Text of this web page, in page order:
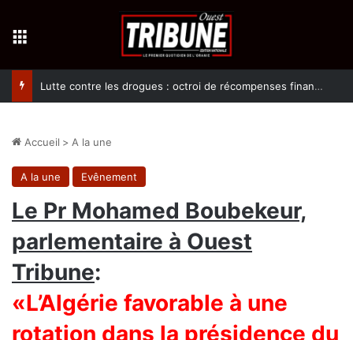
Lutte contre les drogues : octroi de récompenses financières aux dénonciateurs de trafiquants
Accueil > A la une
A la une Evênement
Le Pr Mohamed Boubekeur,
parlementaire à Ouest
Tribune:
«L’Algérie favorable à une
rotation dans la présidence du